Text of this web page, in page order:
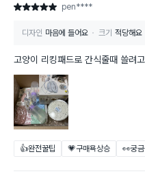
별점 5점 pen****
디자인 마음에 들어요 크기 적당해요
고양이 리킹패드로 간식줄때 쓸려
👍완전꿀팁 💗구매욕상승 👀궁